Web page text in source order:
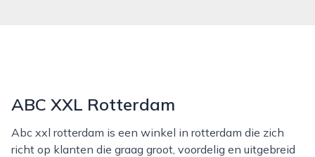
ABC XXL Rotterdam
Abc xxl rotterdam is een winkel in rotterdam die zich
richt op klanten die graag groot, voordelig en uitgebreid